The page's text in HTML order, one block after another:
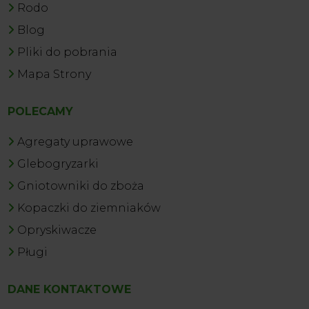
Rodo
Blog
Pliki do pobrania
Mapa Strony
POLECAMY
Agregaty uprawowe
Glebogryzarki
Gniotowniki do zboża
Kopaczki do ziemniaków
Opryskiwacze
Pługi
DANE KONTAKTOWE